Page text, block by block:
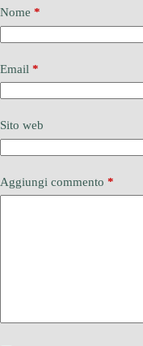
Nome *
Email *
Sito web
Aggiungi commento *